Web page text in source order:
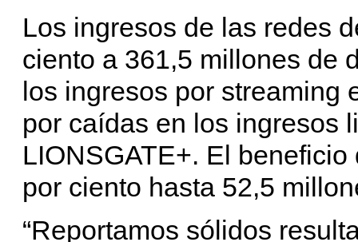
Los ingresos de las redes
ciento a 361,5 millones de
los ingresos por streaming
por caídas en los ingresos
LIONSGATE+. El
por ciento hasta 52,5
“Reportamos sólidos